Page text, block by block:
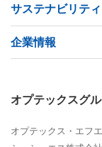
サステナビリティ
企業情報
オプテックスグ
オプテックス・エフ